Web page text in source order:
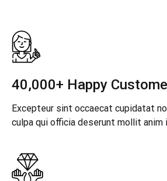
40,000+ Happy
Excepteur sint occaecat cupidatat
culpa qui officia deserunt mollit anim